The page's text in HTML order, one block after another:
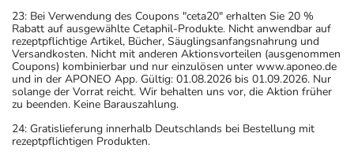
23: Bei Verwendung des Coupons "ceta20" erhalten Sie 20 %
Rabatt auf ausgewählte Cetaphil-Produkte. Nicht anwendbar auf
rezeptpflichtige Artikel, Bücher, Säuglingsanfangsnahrung und
Versandkosten. Nicht mit anderen Aktionsvorteilen (ausgenommen
Coupons) kombinierbar und nur einzulösen unter www.aponeo.de
und in der APONEO App. Gültig: 01.08.2026 bis 01.09.2026. Nur
solange der Vorrat reicht. Wir behalten uns vor, die Aktion früher
zu beenden. Keine Barauszahlung.
24: Gratislieferung innerhalb Deutschlands bei Bestellung mit
rezeptpflichtigen Produkten.